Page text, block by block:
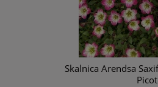
Skalnica Arendsa